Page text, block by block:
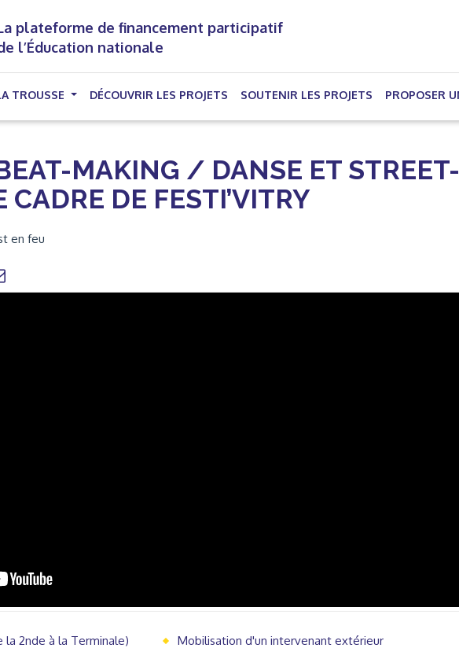
plateforme de financement participatif
l’Éducation nationale
TROUSSE DÉCOUVRIR LES PROJETS (CURRENT)
SOUTENIR LES PROJETS PROPOSER
MAKING / DANSE ET STREET-
DE FESTI’VITRY
en feu
la 2nde à la Terminale)
Mobilisation d'un intervenant extérieur